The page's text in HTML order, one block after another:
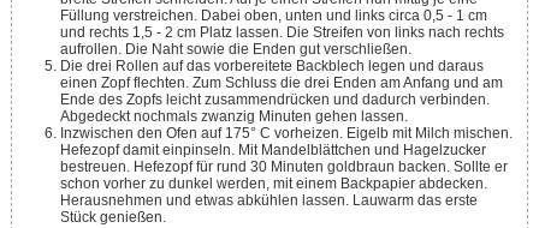
Füllung verstreichen. Dabei oben, unten und links circa 0,5 - 1 cm
und rechts 1,5 - 2 cm Platz lassen. Die Streifen von links nach rechts
aufrollen. Die Naht sowie die Enden gut verschließen.
Die drei Rollen auf das vorbereitete Backblech legen und daraus
einen Zopf flechten. Zum Schluss die drei Enden am Anfang und am
Ende des Zopfs leicht zusammendrücken und dadurch verbinden.
Abgedeckt nochmals zwanzig Minuten gehen lassen.
Inzwischen den Ofen auf 175° C vorheizen. Eigelb mit Milch mischen.
Hefezopf damit einpinseln. Mit Mandelblättchen und Hagelzucker
bestreuen. Hefezopf für rund 30 Minuten goldbraun backen. Sollte er
schon vorher zu dunkel werden, mit einem Backpapier abdecken.
Herausnehmen und etwas abkühlen lassen. Lauwarm das erste
Stück genießen.